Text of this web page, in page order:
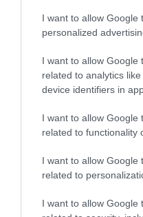
I want to allow Google
personalized
I want to allow Google
related to analytics
device identifiers in
I want to allow Google
related to functionality
I want to allow Google
related to
I want to allow Google
Opodo a întrebat și
oameni în aeroporturi.
Pe primul loc se află cei
respondenții de la
comportament drept
dintre britanicii și
acord. Pe locul al doilea
lucrurile personale. La